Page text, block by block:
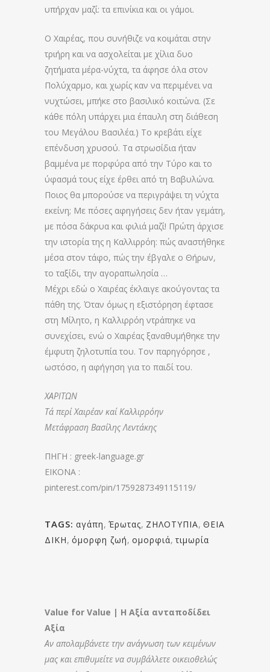
υπήρχαν μαζί: τα επινίκια και οι γάμοι.
Ο Χαιρέας, που συνήθιζε να κοιμάται στην
τριήρη και να ασχολείται με χίλια δυο
ζητήματα μέρα-νύχτα, τα άφησε όλα στον
Πολύχαρμο, και χωρίς καν να περιμένει να
νυχτώσει, μπήκε στο βασιλικό κοιτώνα. (Σε
κάθε πόλη υπάρχει μια έπαυλη στη διάθεση
του Μεγάλου Βασιλέα.) Το κρεβάτι είχε
επένδυση χρυσού. Τα στρωσίδια ήταν
βαμμένα με πορφύρα από την Τύρο και το
ύφασμά τους είχε έρθει από τη Βαβυλώνα.
Ποιος θα μπορούσε να περιγράψει τη νύχτα
εκείνη; Με πόσες αφηγήσεις δεν ήταν γεμάτη,
με πόσα δάκρυα και φιλιά μαζί! Πρώτη άρχισε
την ιστορία της η Καλλιρρόη: πώς αναστήθηκε
μέσα στον τάφο, πώς την έβγαλε ο Θήρων,
το ταξίδι, την αγοραπωλησία …
Μέχρι εδώ ο Χαιρέας έκλαιγε ακούγοντας τα
πάθη της. Όταν όμως η εξιστόρηση έφτασε
στη Μίλητο, η Καλλιρρόη ντράπηκε να
συνεχίσει, ενώ ο Χαιρέας ξαναθυμήθηκε την
έμφυτη ζηλοτυπία του. Τον παρηγόρησε ,
ωστόσο, η αφήγηση για το παιδί του.
ΧΑΡΙΤΩΝ
Τά περί Χαιρέαν καί Καλλιρρόην
Μετάφραση Βασίλης Λεντάκης
ΠΗΓΗ : greek-language.gr
EIKONA :
pinterest.com/pin/1759287349115119/
TAGS: αγάπη, Έρωτας, ΖΗΛΟΤΥΠΙΑ, ΘΕΙΑ
ΔΙΚΗ, όμορφη ζωή, ομορφιά, τιμωρία
Value for Value | Η Αξία ανταποδίδει
Αξία
Αν απολαμβάνετε την ανάγνωση των κειμένων
μας και επιθυμείτε να συμβάλλετε οικειοθελώς